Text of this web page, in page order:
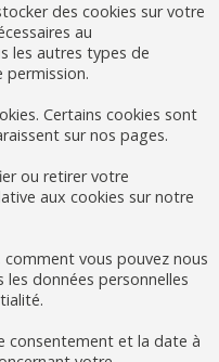
des cookies sur votre
au
les autres types de
permission.
Certains cookies sont
sur nos pages.
ou retirer votre
aux cookies sur notre
comment vous pouvez nous
données personnelles
consentement et la date à